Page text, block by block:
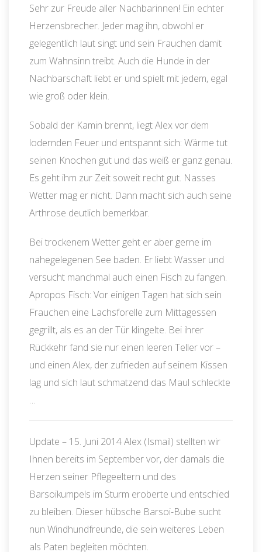
Sehr zur Freude aller Nachbarinnen! Ein echter
Herzensbrecher. Jeder mag ihn, obwohl er
gelegentlich laut singt und sein Frauchen damit
zum Wahnsinn treibt. Auch die Hunde in der
Nachbarschaft liebt er und spielt mit jedem, egal
wie groß oder klein.
Sobald der Kamin brennt, liegt Alex vor dem
lodernden Feuer und entspannt sich: Wärme tut
seinen Knochen gut und das weiß er ganz genau.
Es geht ihm zur Zeit soweit recht gut. Nasses
Wetter mag er nicht. Dann macht sich auch seine
Arthrose deutlich bemerkbar.
Bei trockenem Wetter geht er aber gerne im
nahegelegenen See baden. Er liebt Wasser und
versucht manchmal auch einen Fisch zu fangen.
Apropos Fisch: Vor einigen Tagen hat sich sein
Frauchen eine Lachsforelle zum Mittagessen
gegrillt, als es an der Tür klingelte. Bei ihrer
Rückkehr fand sie nur einen leeren Teller vor –
und einen Alex, der zufrieden auf seinem Kissen
lag und sich laut schmatzend das Maul schleckte
…
Update – 15. Juni 2014 Alex (Ismail) stellten wir
Ihnen bereits im September vor, der damals die
Herzen seiner Pflegeeltern und des
Barsoikumpels im Sturm eroberte und entschied
zu bleiben. Dieser hübsche Barsoi-Bube sucht
nun Windhundfreunde, die sein weiteres Leben
als Paten begleiten möchten.